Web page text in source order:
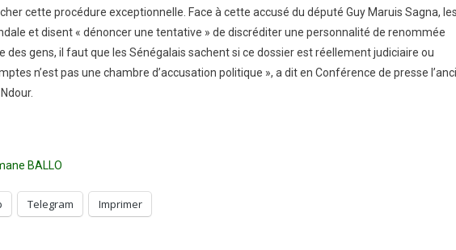
cette procédure exceptionnelle. Face à cette accusé du député Guy Maruis Sagna, les
et disent « dénoncer une tentative » de discréditer une personnalité de renommée
des gens, il faut que les Sénégalais sachent si ce dossier est réellement judiciaire ou
n’est pas une chambre d’accusation politique », a dit en Conférence de presse
BALLO
Telegram Imprimer